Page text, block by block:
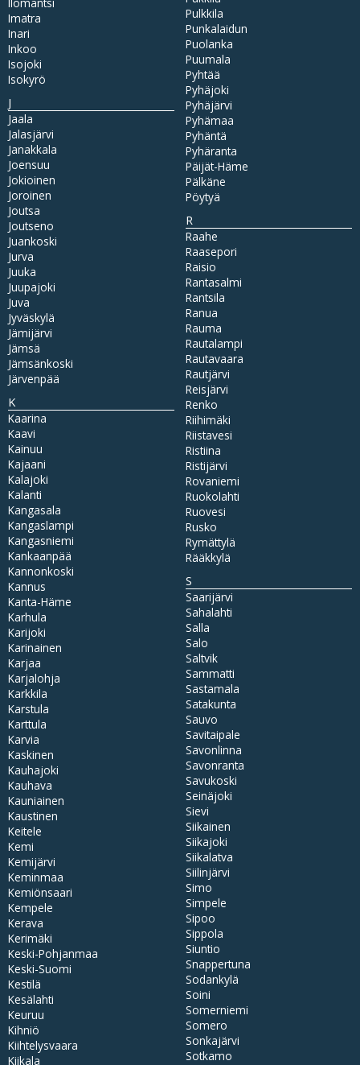
Imatra
Inari
Inkoo
Isojoki
Isokyrö
J
Jaala
Jalasjärvi
Janakkala
Joensuu
Jokioinen
Joroinen
Joutsa
Joutseno
Juankoski
Jurva
Juuka
Juupajoki
Juva
Jyväskylä
Jämijärvi
Jämsä
Jämsänkoski
Järvenpää
K
Kaarina
Kaavi
Kainuu
Kajaani
Kalajoki
Kalanti
Kangasala
Kangaslampi
Kangasniemi
Kankaanpää
Kannonkoski
Kannus
Kanta-Häme
Karhula
Karijoki
Karinainen
Karjaa
Karjalohja
Karkkila
Karstula
Karttula
Karvia
Kaskinen
Kauhajoki
Kauhava
Kauniainen
Kaustinen
Keitele
Kemi
Kemijärvi
Keminmaa
Kemiönsaari
Kempele
Kerava
Kerimäki
Keski-Pohjanmaa
Keski-Suomi
Kestilä
Kesälahti
Keuruu
Kihniö
Kiihtelysvaara
Kiikala
Pulkkila
Punkalaidun
Puolanka
Puumala
Pyhtää
Pyhäjoki
Pyhäjärvi
Pyhämaa
Pyhäntä
Pyhäranta
Päijät-Häme
Pälkäne
Pöytyä
R
Raahe
Raasepori
Raisio
Rantasalmi
Rantsila
Ranua
Rauma
Rautalampi
Rautavaara
Rautjärvi
Reisjärvi
Renko
Riihimäki
Riistavesi
Ristiina
Ristijärvi
Rovaniemi
Ruokolahti
Ruovesi
Rusko
Rymättylä
Rääkkylä
S
Saarijärvi
Sahalahti
Salla
Salo
Saltvik
Sammatti
Sastamala
Satakunta
Sauvo
Savitaipale
Savonlinna
Savonranta
Savukoski
Seinäjoki
Sievi
Siikainen
Siikajoki
Siikalatva
Siilinjärvi
Simo
Simpele
Sipoo
Sippola
Siuntio
Snappertuna
Sodankylä
Soini
Somerniemi
Somero
Sonkajärvi
Sotkamo